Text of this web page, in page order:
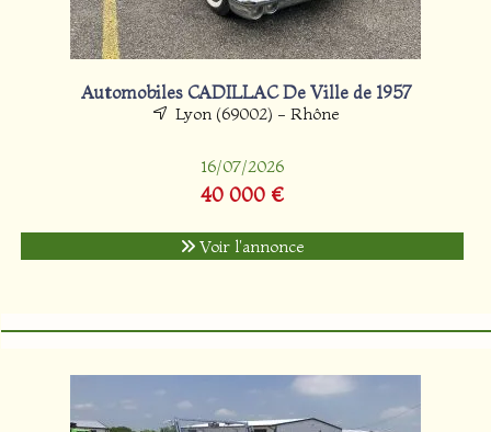
Automobiles CADILLAC De Ville de 1957
Lyon (69002) - Rhône
16/07/2026
40 000 €
Voir l'annonce